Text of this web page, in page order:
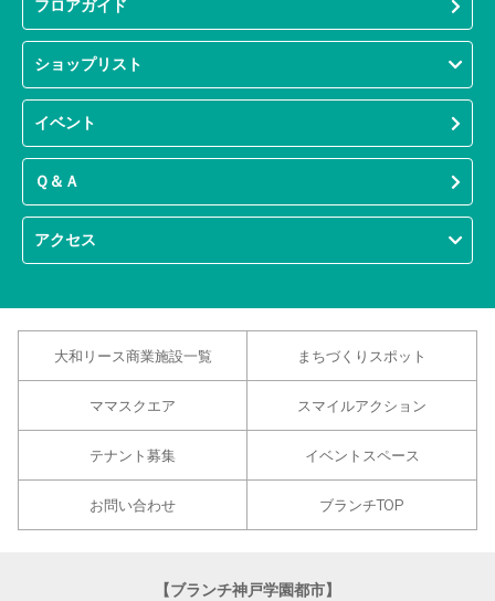
フロアガイド
ショップリスト
イベント
Ｑ＆Ａ
アクセス
大和リース商業施設一覧 まちづくりスポット
ママスクエア スマイルアクション
テナント募集 イベントスペース
お問い合わせ ブランチTOP
【ブランチ神戸学園都市】